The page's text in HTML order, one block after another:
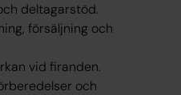
deltagarstöd.
försäljning och
vid firanden.
och